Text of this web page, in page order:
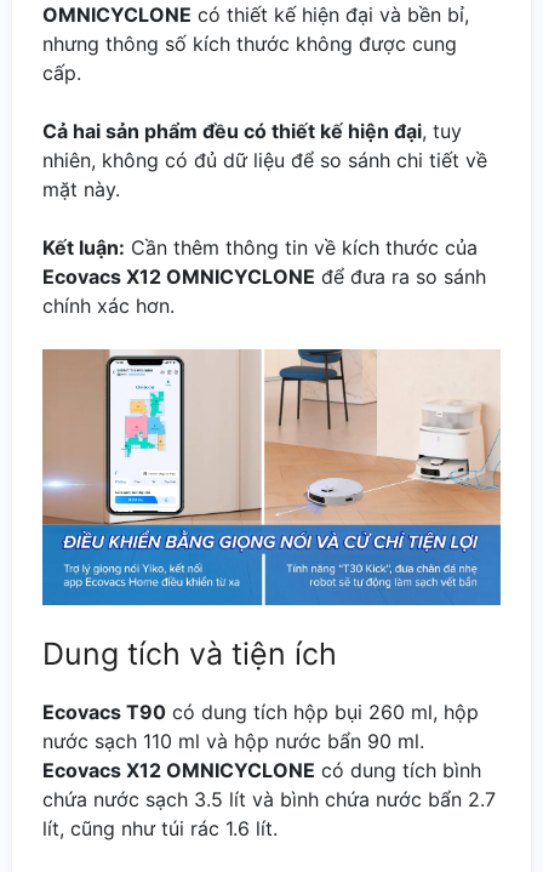
OMNICYCLONE có thiết kế hiện đại và bền bỉ,
nhưng thông số kích thước không được cung
cấp.
Cả hai sản phẩm đều có thiết kế hiện đại, tuy
nhiên, không có đủ dữ liệu để so sánh chi tiết về
mặt này.
Kết luận: Cần thêm thông tin về kích thước của
Ecovacs X12 OMNICYCLONE để đưa ra so sánh
chính xác hơn.
Dung tích và tiện ích
Ecovacs T90 có dung tích hộp bụi 260 ml, hộp
nước sạch 110 ml và hộp nước bẩn 90 ml.
Ecovacs X12 OMNICYCLONE có dung tích bình
chứa nước sạch 3.5 lít và bình chứa nước bẩn 2.7
lít, cũng như túi rác 1.6 lít.